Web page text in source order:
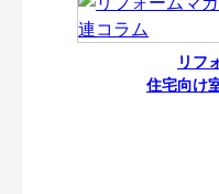
リフ
住宅向け